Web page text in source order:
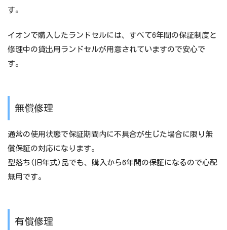
す。
イオンで購入したランドセルには、すべて6年間の保証制度と
修理中の貸出用ランドセルが用意されていますので安心で
す。
無償修理
通常の使用状態で保証期間内に不具合が生じた場合に限り無
償保証の対応になります。
型落ち(旧年式)品でも、購入から6年間の保証になるので心配
無用です。
有償修理